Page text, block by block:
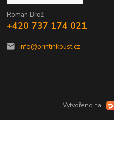
Roman Brož
+420 737 174 021
info@printinkoust.cz
Vytvořeno na